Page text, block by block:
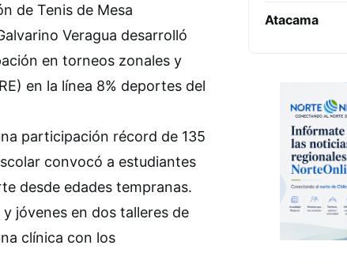
de Tenis de Mesa
Veragua desarrolló
en torneos zonales y
en la línea 8% deportes del
participación récord de 135
convocó a estudiantes
desde edades tempranas.
jóvenes en dos talleres de
clínica con los
Atacama